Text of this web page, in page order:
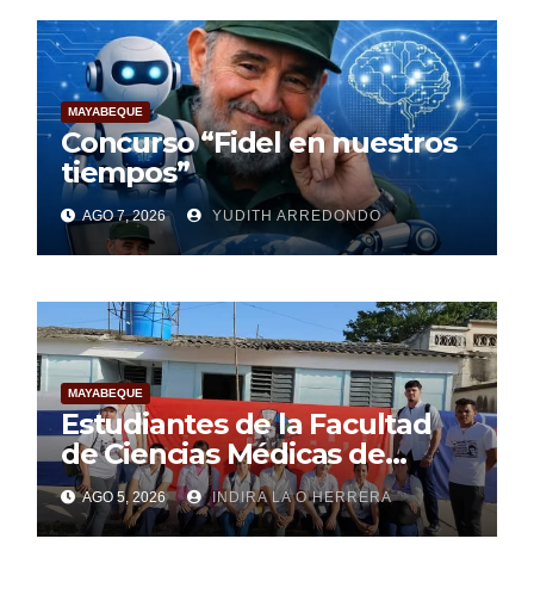
MAYABEQUE
Concurso “Fidel en nuestros
tiempos”
AGO 7, 2026 YUDITH ARREDONDO
MAYABEQUE
Estudiantes de la Facultad
de Ciencias Médicas de
Mayabeque realizan
pesquisa
AGO 5, 2026 INDIRA LA O HERRERA